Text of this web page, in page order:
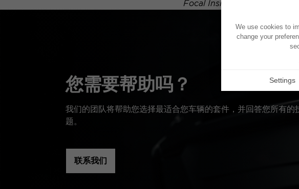
Focal Inside 安装方案是兼容
您需要帮助吗？
我们的团队将帮助您选择最适合您车辆的套件，并回答您所有的
题。
联系我们